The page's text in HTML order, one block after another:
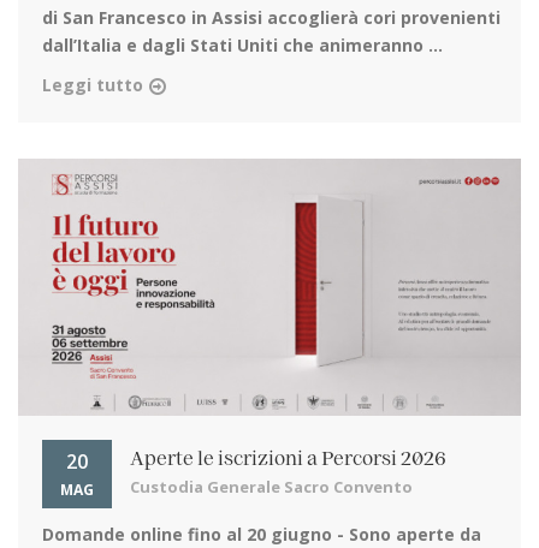
di San Francesco in Assisi accoglierà cori provenienti
dall’Italia e dagli Stati Uniti che animeranno ...
Leggi tutto
20
MAG
Aperte le iscrizioni a Percorsi 2026
Custodia Generale Sacro Convento
Domande online fino al 20 giugno - Sono aperte da